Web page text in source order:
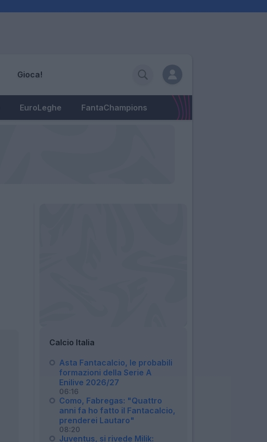
Gioca!
EuroLeghe FantaChampions
Calcio Italia
Asta Fantacalcio, le probabili
formazioni della Serie A
Enilive 2026/27
06:16
Como, Fabregas: "Quattro
anni fa ho fatto il Fantacalcio,
prenderei Lautaro"
08:20
Juventus, si rivede Milik: